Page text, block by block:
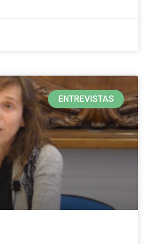
ENTREVISTAS